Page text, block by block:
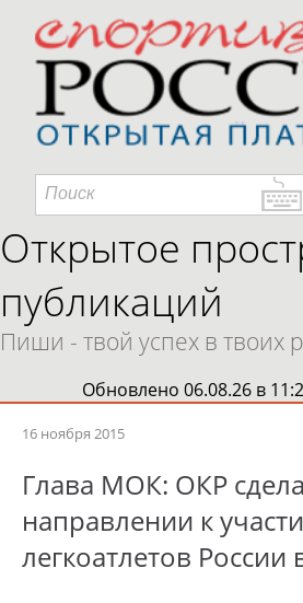
Открытое
публикаций
Пиши - твой успех в твоих
Обновлено 06.08.26 в
16 ноября 2015
Глава МОК: ОКР
направлении к
легкоатлетов России